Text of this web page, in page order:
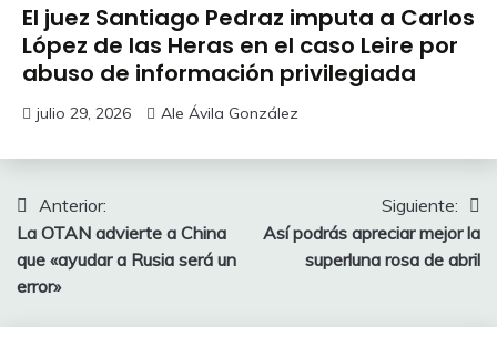
El juez Santiago Pedraz imputa a Carlos
López de las Heras en el caso Leire por
abuso de información privilegiada
julio 29, 2026 Ale Ávila González
Navegación
de
entradas
Anterior:
La OTAN advierte a China
que «ayudar a Rusia será un
error»
Siguiente:
Así podrás apreciar mejor la
superluna rosa de abril